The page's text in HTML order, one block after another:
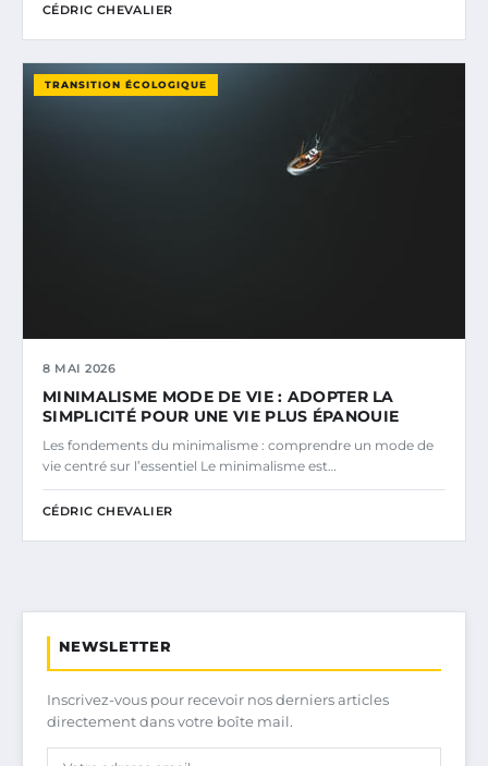
CÉDRIC CHEVALIER
TRANSITION ÉCOLOGIQUE
8 MAI 2026
MINIMALISME MODE DE VIE : ADOPTER LA
SIMPLICITÉ POUR UNE VIE PLUS ÉPANOUIE
Les fondements du minimalisme : comprendre un mode de
vie centré sur l’essentiel Le minimalisme est…
CÉDRIC CHEVALIER
NEWSLETTER
Inscrivez-vous pour recevoir nos derniers articles
directement dans votre boîte mail.